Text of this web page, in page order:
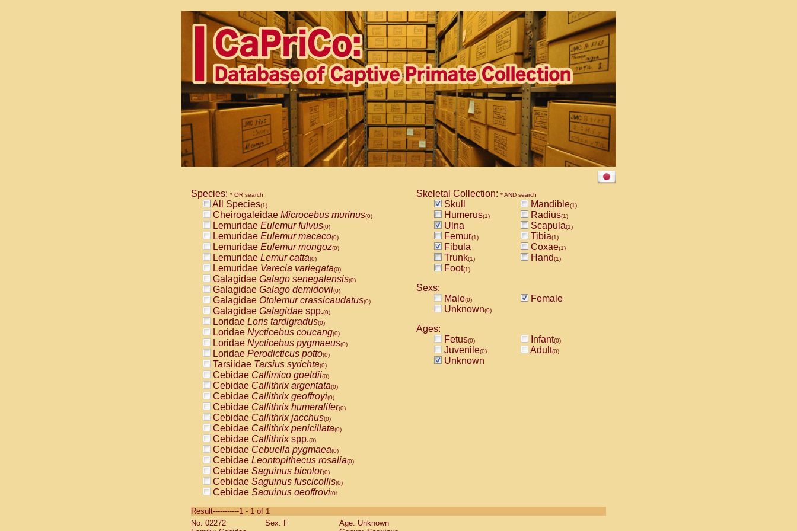
Species: * OR search
All Species(1)
Cheirogaleidae Microcebus murinus(0)
Lemuridae Eulemur fulvus(0)
Lemuridae Eulemur macaco(0)
Lemuridae Eulemur mongoz(0)
Lemuridae Lemur catta(0)
Lemuridae Varecia variegata(0)
Galagidae Galago senegalensis(0)
Galagidae Galago demidovii(0)
Galagidae Otolemur crassicaudatus(0)
Galagidae Galagidae spp.(0)
Loridae Loris tardigradus(0)
Loridae Nycticebus coucang(0)
Loridae Nycticebus pygmaeus(0)
Loridae Perodicticus potto(0)
Tarsiidae Tarsius syrichta(0)
Cebidae Callimico goeldii(0)
Cebidae Callithrix argentata(0)
Cebidae Callithrix geoffroyi(0)
Cebidae Callithrix humeralifer(0)
Cebidae Callithrix jacchus(0)
Cebidae Callithrix penicillata(0)
Cebidae Callithrixspp.(0)
Cebidae Cebuella pygmaea(0)
Cebidae Leontopithecus rosalia(0)
Cebidae Saguinus bicolor(0)
Cebidae Saguinus fuscicollis(0)
Cebidae Saguinus geoffroyi(0)
CebidaeSaguinus labiatus(0)
Cebidae Saguinus leucopus (0)
Skeletal Collection: * AND search
Skull Mandible(1)
Humerus(1) Radius(1)
Ulna Scapula(1)
Femur(1) Tibia(1)
Fibula Coxae(1)
Trunk(1) Hand(1)
Foot(1)
Sexs:
Male(0)
Female
Unknown(0)
Ages:
Fetus(0) Infant(0)
Juvenile(0) Adult(0)
Unknown
Result-----------1 - 1 of 1
No: 02272
Sex: F
Age: Unknown